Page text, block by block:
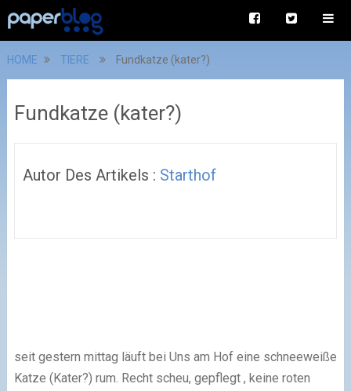
HOME TIERE Fundkatze (kater?)
Fundkatze (kater?)
Autor Des Artikels : Starthof
seit gestern mittag läuft bei Uns am Hof eine schneeweiße
Katze (Kater?) rum. Recht scheu, gepflegt , keine roten